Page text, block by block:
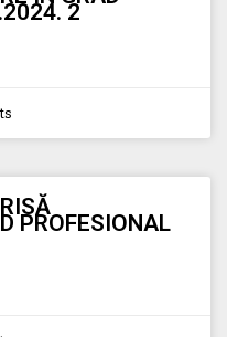
2
PROFESIONAL